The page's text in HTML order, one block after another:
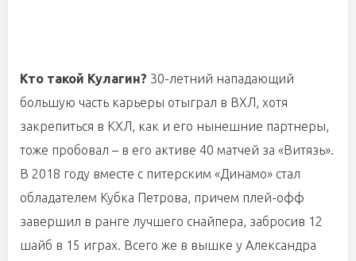
Кто такой Кулагин? 30-летний нападающий
большую часть карьеры отыграл в ВХЛ, хотя
закрепиться в КХЛ, как и его нынешние партнеры,
тоже пробовал – в его активе 40 матчей за «Витязь».
В 2018 году вместе с питерским «Динамо» стал
обладателем Кубка Петрова, причем плей-офф
завершил в ранге лучшего снайпера, забросив 12
шайб в 15 играх. Всего же в вышке у Александра